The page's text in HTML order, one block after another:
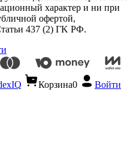
характер и ни при
офертой,
437 (2) ГK РФ.
Корзина0 Войти